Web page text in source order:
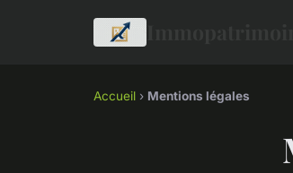
Accueil › Mentions légales